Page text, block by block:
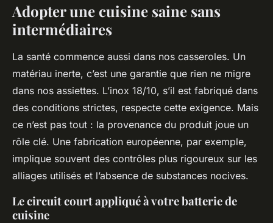
Adopter une cuisine saine sans
intermédiaires
La santé commence aussi dans nos casseroles. Un
matériau inerte, c’est une garantie que rien ne migre
dans nos assiettes. L’inox 18/10, s’il est fabriqué dans
des conditions strictes, respecte cette exigence. Mais
ce n’est pas tout : la provenance du produit joue un
rôle clé. Une fabrication européenne, par exemple,
implique souvent des contrôles plus rigoureux sur les
alliages utilisés et l’absence de substances nocives.
Le circuit court appliqué à votre batterie de
cuisine